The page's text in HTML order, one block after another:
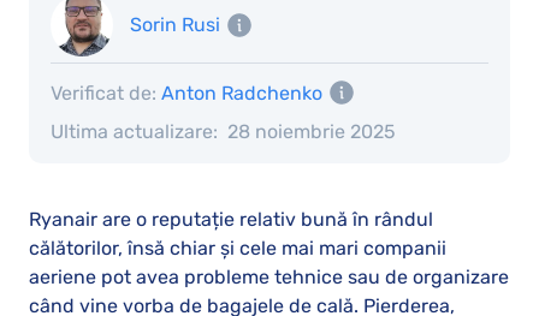
Sorin Rusi
Ultima actualizare: 28 noiembrie 2025
Verificat de: Anton Radchenko
Ryanair are o reputație relativ bună în rândul
călătorilor, însă chiar și cele mai mari companii
aeriene pot avea probleme tehnice sau de organizare
când vine vorba de bagajele de cală. Pierderea,